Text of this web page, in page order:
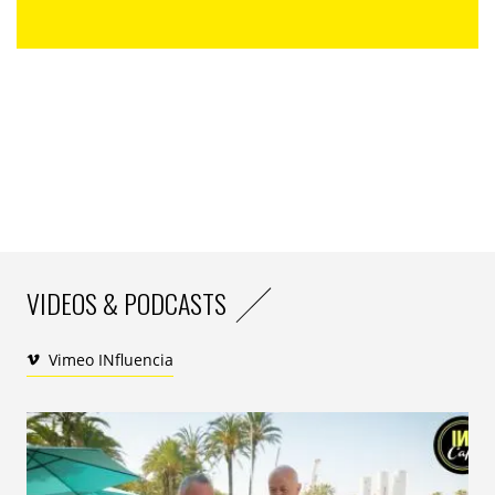
sûr mais pour le métier en général.
IN : une bonne stratégie, c’est quoi pour vous ?
S.G. :c’est d’abord une stratégie qui s’attaque au bon
que l’acte de communication doit réussir à opérer.
C’est ensuite l’expression d’un point de vue, une
manière de regarder une situation, idéalement
VIDEOS & PODCASTS
Vimeo INfluencia